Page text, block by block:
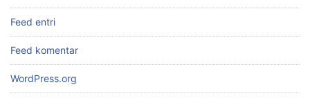
Feed entri
Feed komentar
WordPress.org